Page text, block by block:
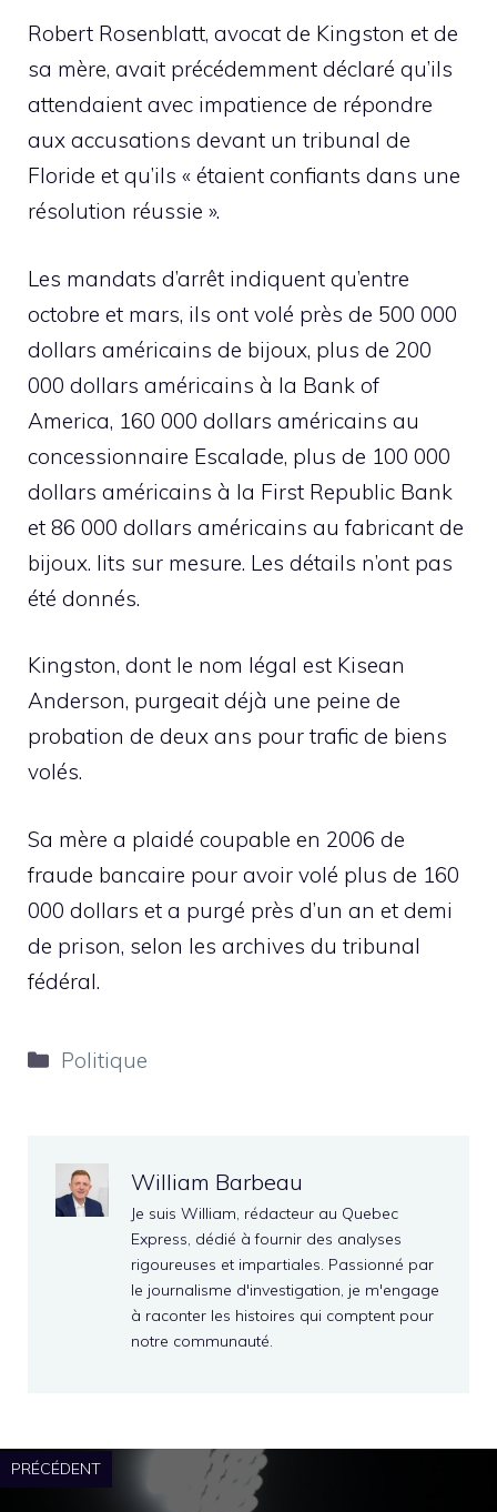
Robert Rosenblatt, avocat de Kingston et de
sa mère, avait précédemment déclaré qu’ils
attendaient avec impatience de répondre
aux accusations devant un tribunal de
Floride et qu’ils « étaient confiants dans une
résolution réussie ».
Les mandats d’arrêt indiquent qu’entre
octobre et mars, ils ont volé près de 500 000
dollars américains de bijoux, plus de 200
000 dollars américains à la Bank of
America, 160 000 dollars américains au
concessionnaire Escalade, plus de 100 000
dollars américains à la First Republic Bank
et 86 000 dollars américains au fabricant de
bijoux. lits sur mesure. Les détails n’ont pas
été donnés.
Kingston, dont le nom légal est Kisean
Anderson, purgeait déjà une peine de
probation de deux ans pour trafic de biens
volés.
Sa mère a plaidé coupable en 2006 de
fraude bancaire pour avoir volé plus de 160
000 dollars et a purgé près d’un an et demi
de prison, selon les archives du tribunal
fédéral.
Catégories
Politique
William Barbeau
Je suis William, rédacteur au Quebec
Express, dédié à fournir des analyses
rigoureuses et impartiales. Passionné par
le journalisme d'investigation, je m'engage
à raconter les histoires qui comptent pour
notre communauté.
PRÉCÉDENT